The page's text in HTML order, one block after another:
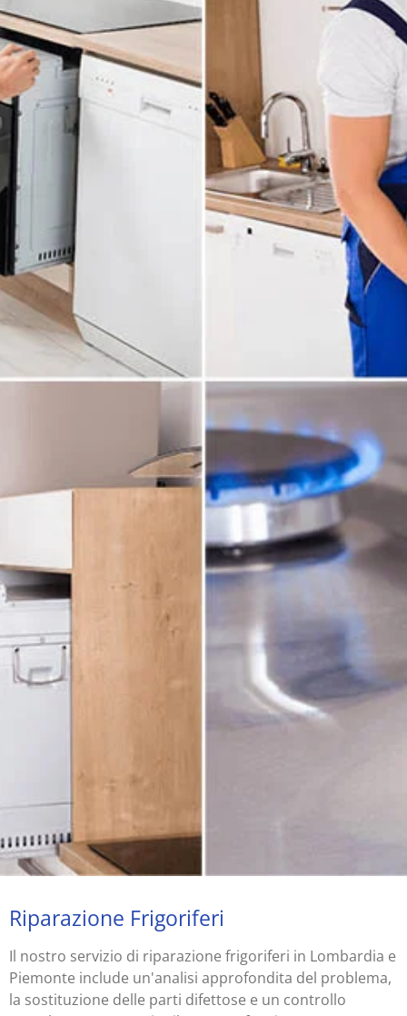
Riparazione Frigoriferi
Il nostro servizio di riparazione frigoriferi in Lombardia e
Piemonte include un'analisi approfondita del problema,
la sostituzione delle parti difettose e un controllo